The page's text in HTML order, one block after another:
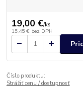
19,00 €/ks
15,45 € bez DPH
Číslo produktu:
Strážiť cenu / dostupnosť